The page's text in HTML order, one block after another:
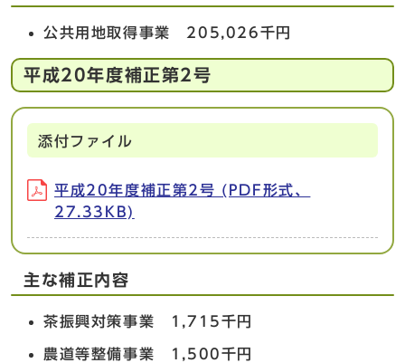
公共用地取得事業 205,026千円
平成20年度補正第2号
添付ファイル
平成20年度補正第2号 (PDF形式、
27.33KB)
主な補正内容
茶振興対策事業 1,715千円
農道等整備事業 1,500千円